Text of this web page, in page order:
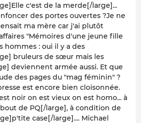
c'est de la merde[/large]...
des portes ouvertes ?Je ne
ma mère car j'ai plutôt
"Mémoires d'une jeune fille
hommes : oui il y a des
bruleurs de sœur mais les
deviennent armée aussi. Et que
des pages du "mag féminin" ?
est encore bien cloisonnée.
noir on est vieux on est homo... à
de PQ[/large], à condition de
case[/large].... Michael